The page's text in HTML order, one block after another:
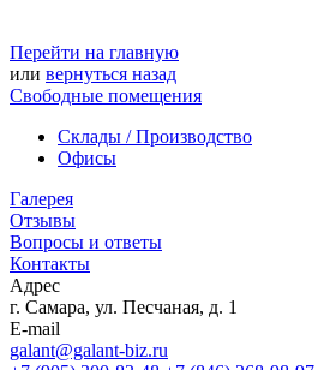
Перейти на главную
или вернуться назад
Свободные помещения
Склады / Производство
Офисы
Галерея
Отзывы
Вопросы и ответы
Контакты
Адрес
г. Самара, ул. Песчаная, д. 1
E-mail
galant@galant-biz.ru